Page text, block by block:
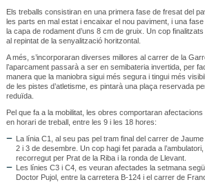
Els treballs consistiran en una primera fase de fresat del
les parts en mal estat i encaixar el nou paviment, i una
la capa de rodament d’uns 8 cm de gruix. Un cop
al repintat de la senyalització horitzontal.
A més, s’incorporaran diverses millores al carrer de la
l’aparcament passarà a ser en semibateria invertida, per
manera que la maniobra sigui més segura i tingui més
de les pistes d’atletisme, es pintarà una plaça reservada
reduïda.
Pel que fa a la mobilitat, les obres comportaran
en horari de treball, entre les 9 i les 18 hores:
La línia C1, al seu pas pel tram final del carrer de
2 i 3 de desembre. Un cop hagi fet parada a
recorregut per Prat de la Riba i la ronda de Llevant.
Les línies C3 i C4, es veuran afectades la setmana
Doctor Pujol, entre la carretera B-124 i el carrer de